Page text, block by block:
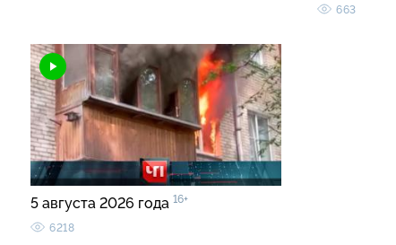
663
5 августа 2026 года 16+
6218